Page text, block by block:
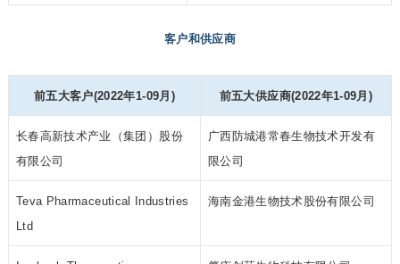
客户和供应商
前五大客户(2022年1-09月) 前五大供应商(2022年1-09月)
长春高新技术产业（集团）股份
有限公司
广西防城港常春生物技术开发有
限公司
Teva Pharmaceutical Industries
Ltd
海南金港生物技术股份有限公司